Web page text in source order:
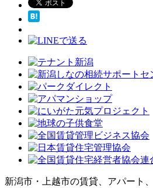
新潟市・上越市の賃貸、アパート